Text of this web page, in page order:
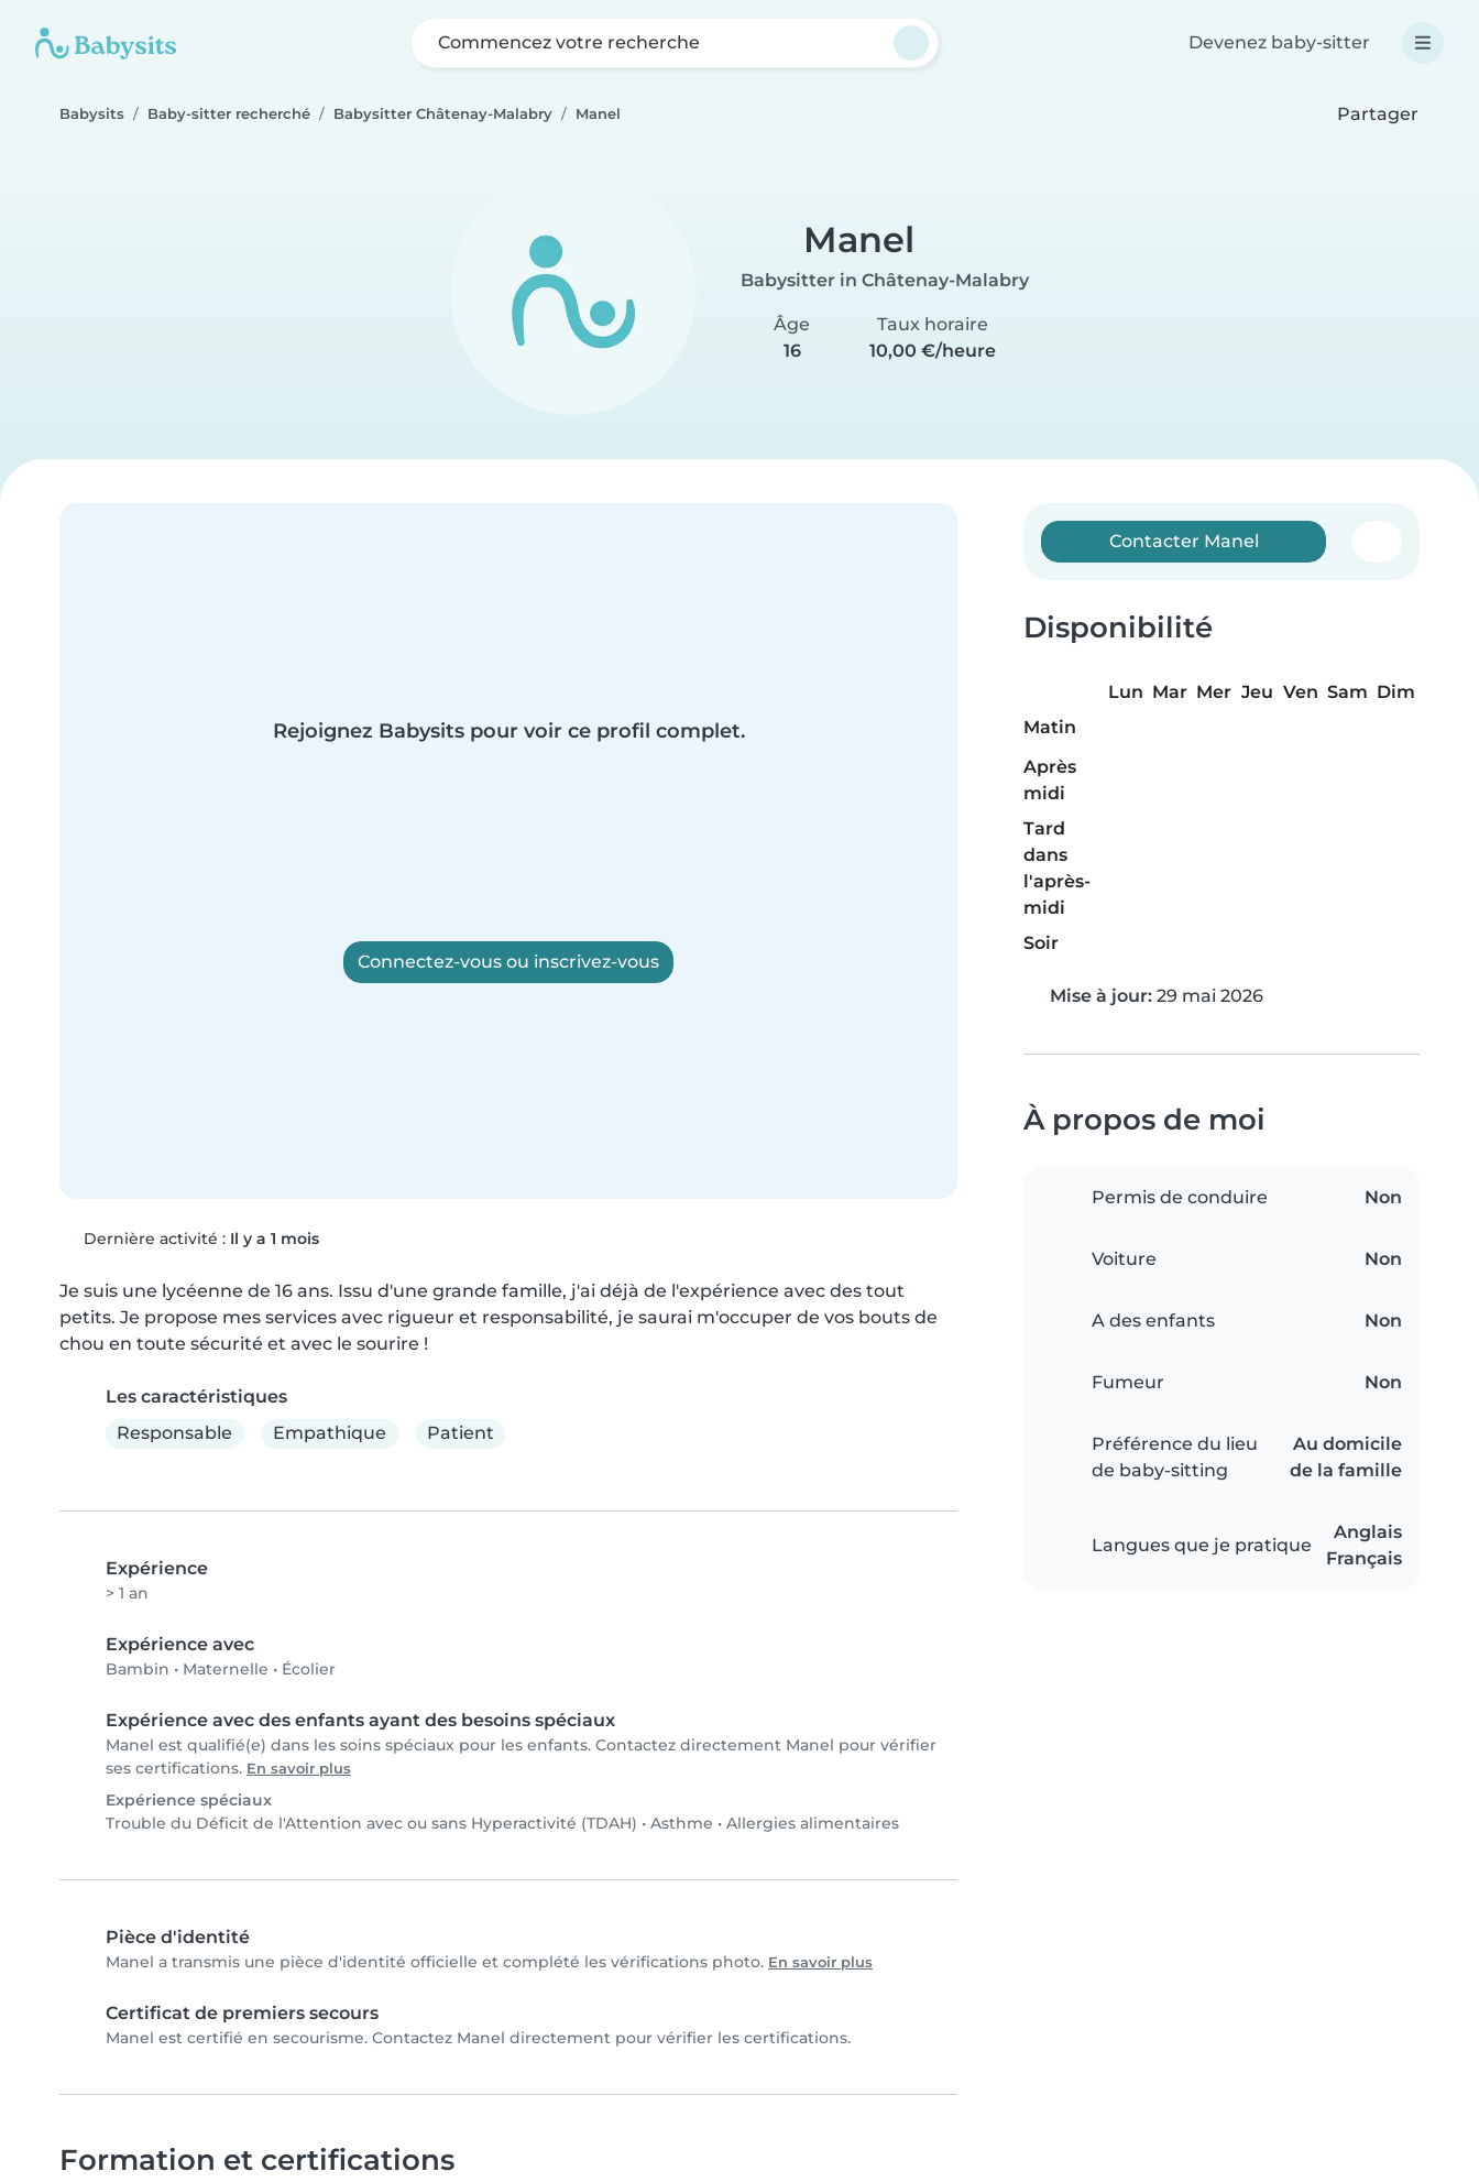
Commencez votre recherche Devenez baby-sitter
Babysits Baby-sitter recherché Babysitter Châtenay-Malabry Manel Partager
Manel
Babysitter in Châtenay-Malabry
Âge
16
Taux horaire
10,00 €/heure
Rejoignez Babysits pour voir ce profil complet.
Connectez-vous ou inscrivez-vous
Dernière activité : Il y a 1 mois
Je suis une lycéenne de 16 ans. Issu d'une grande famille, j'ai déjà de l'expérience avec des tout
petits. Je propose mes services avec rigueur et responsabilité, je saurai m'occuper de vos bouts de
chou en toute sécurité et avec le sourire !
Les caractéristiques
Responsable
Empathique Patient
Expérience
> 1 an
Expérience avec
Bambin • Maternelle • Écolier
Expérience avec des enfants ayant des besoins spéciaux
Manel est qualifié(e) dans les soins spéciaux pour les enfants. Contactez directement Manel pour vérifier
ses certifications. En savoir plus
Expérience spéciaux
Trouble du Déficit de l'Attention avec ou sans Hyperactivité (TDAH) • Asthme • Allergies alimentaires
Pièce d'identité
Manel a transmis une pièce d'identité officielle et complété les vérifications photo. En savoir plus
Certificat de premiers secours
Manel est certifié en secourisme. Contactez Manel directement pour vérifier les certifications.
Contacter Manel
Disponibilité
Lun Mar Mer Jeu Ven Sam Dim
Matin
Après
midi
Tard
dans
l'après-
midi
Soir
Mise à jour: 29 mai 2026
À propos de moi
Permis de conduire Non
Voiture Non
A des enfants Non
Fumeur Non
Préférence du lieu
de baby-sitting
Au domicile
de la famille
Langues que je pratique
Anglais
Français
Formation et certifications